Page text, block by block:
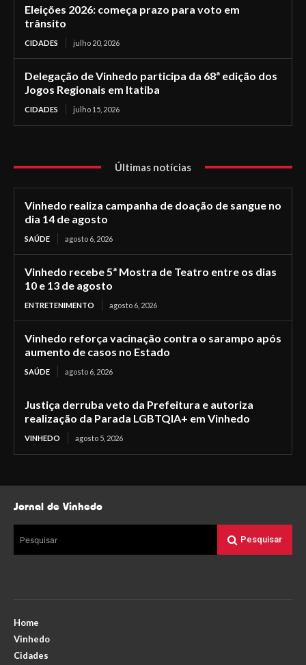
Eleições 2026: começa prazo para voto em
trânsito
CIDADES julho 20, 2026
Delegação de Vinhedo participa da 68ª edição dos
Jogos Regionais em Itatiba
CIDADES julho 15, 2026
Últimas notícias
Vinhedo realiza campanha de doação de sangue no
dia 14 de agosto
SAÚDE agosto 6, 2026
Vinhedo recebe 5ª Mostra de Teatro entre os dias
10 e 13 de agosto
ENTRETENIMENTO agosto 6, 2026
Vinhedo reforça vacinação contra o sarampo após
aumento de casos no Estado
SAÚDE agosto 6, 2026
Justiça derruba veto da Prefeitura e autoriza
realização da Parada LGBTQIA+ em Vinhedo
VINHEDO agosto 5, 2026
Jornal de Vinhedo
Pesquisar Pesquisar
Home
Vinhedo
Cidades